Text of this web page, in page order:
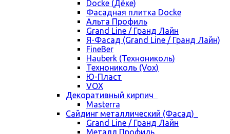
Docke (Дёке)
Фасадная плитка Docke
Альта Профиль
Grand Line / Гранд Лайн
Я-Фасад (Grand Line / Гранд Лайн)
FineBer
Hauberk (Технониколь)
Технониколь (Vox)
Ю-Пласт
VOX
Декоративный кирпич
Masterra
Сайдинг металлический (Фасад)
Grand Line / Гранд Лайн
Металл Профиль